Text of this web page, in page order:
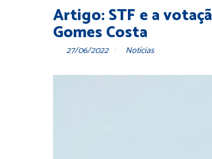
Artigo: STF e a
Gomes Costa
27/06/2022 Notícias